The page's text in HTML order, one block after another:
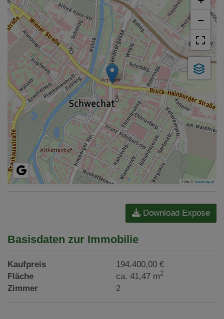
−
Tiles ©basemap.at
Download Expose
Basisdaten zur Immobilie
Kaufpreis
194.400,00 €
Fläche
ca. 41,47 m2
Zimmer 2